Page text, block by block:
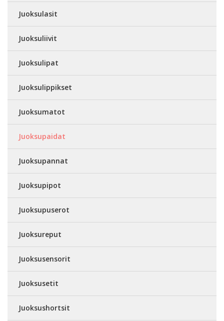
Juoksulasit
Juoksuliivit
Juoksulipat
Juoksulippikset
Juoksumatot
Juoksupaidat
Juoksupannat
Juoksupipot
Juoksupuserot
Juoksureput
Juoksusensorit
Juoksusetit
Juoksushortsit